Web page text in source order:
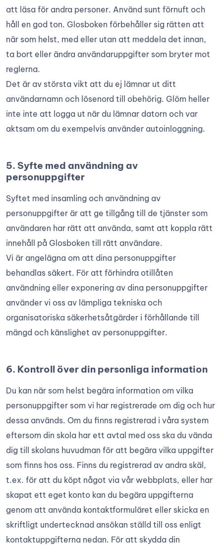
att läsa för andra personer. Använd sunt förnuft och
håll en god ton. Glosboken förbehåller sig rätten att
när som helst, med eller utan att meddela det innan,
ta bort eller ändra användaruppgifter som bryter mot
reglerna.
Det är av största vikt att du ej lämnar ut ditt
användarnamn och lösenord till obehörig. Glöm heller
inte inte att logga ut när du lämnar datorn och var
aktsam om du exempelvis använder autoinloggning.
5. Syfte med användning av
personuppgifter
Syftet med insamling och användning av
personuppgifter är att ge tillgång till de tjänster som
användaren har rätt att använda, samt att koppla rätt
innehåll på Glosboken till rätt användare.
Vi är angelägna om att dina personuppgifter
behandlas säkert. För att förhindra otillåten
användning eller exponering av dina personuppgifter
använder vi oss av lämpliga tekniska och
organisatoriska säkerhetsåtgärder i förhållande till
mängd och känslighet av personuppgifter.
6. Kontroll över din personliga information
Du kan när som helst begära information om vilka
personuppgifter som vi har registrerade om dig och hur
dessa används. Om du finns registrerad i våra system
eftersom din skola har ett avtal med oss ska du vända
dig till skolans huvudman för att begära vilka uppgifter
som finns hos oss. Finns du registrerad av andra skäl,
t.ex. för att du köpt något via vår webbplats, eller har
skapat ett eget konto kan du begära uppgifterna
genom att använda kontaktformuläret eller skicka en
skriftligt undertecknad ansökan ställd till oss enligt
kontaktuppgifterna nedan. För att skydda din